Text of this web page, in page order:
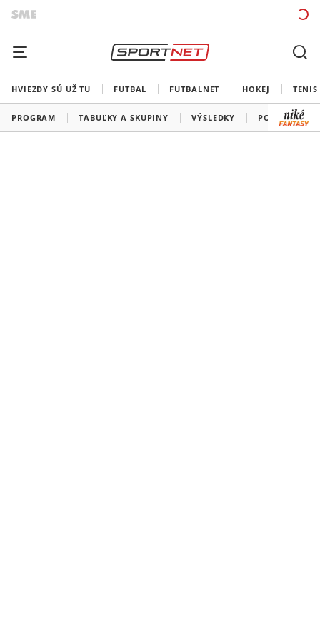
HVIEZDY SÚ UŽ TU FUTBAL FUTBALNET HOKEJ TENIS
PROGRAM TABUĽKY A SKUPINY VÝSLEDKY PORADIE